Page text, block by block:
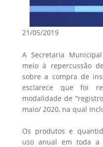
21/05/2019
A Secretaria
meio à repercussão
sobre a compra de
esclarece que foi
modalidade de
maio/ 2020, na qual
Os produtos e
uso anual em toda a